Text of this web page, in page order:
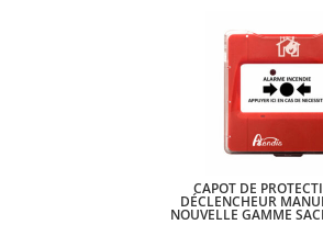
CAPOT DE
DÉCLENCHEUR
NOUVELLE GAMME